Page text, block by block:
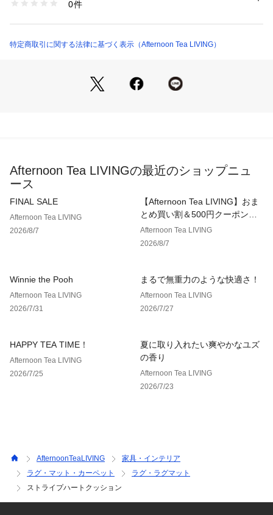
洗濯：手洗い〇
商品番号：3460000019583 （モール）
0件
特定商取引に関する法律に基づく表示（Afternoon Tea LIVING）
Afternoon Tea LIVINGの最近のショップニュ
ース
FINAL SALE
Afternoon Tea LIVING
2026/8/7
【Afternoon Tea LIVING】おま
とめ買い割＆500円クーポン！2
点以上で10％、3点以上で15％
OFF！
Afternoon Tea LIVING
2026/8/7
Winnie the Pooh
Afternoon Tea LIVING
2026/7/31
まるで無重力のような快適さ！
Afternoon Tea LIVING
2026/7/27
HAPPY TEA TIME！
Afternoon Tea LIVING
2026/7/25
夏に取り入れたい爽やかなユズ
の香り
Afternoon Tea LIVING
2026/7/23
AfternoonTeaLIVING
家具・インテリア
ラグ・マット・カーペット
ラグ・ラグマット
ストライプハートクッション